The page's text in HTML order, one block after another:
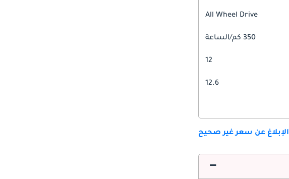
All Wheel Drive
350 كم/الساعة
12
12.6
الإبلاغ عن سعر غير صحيح